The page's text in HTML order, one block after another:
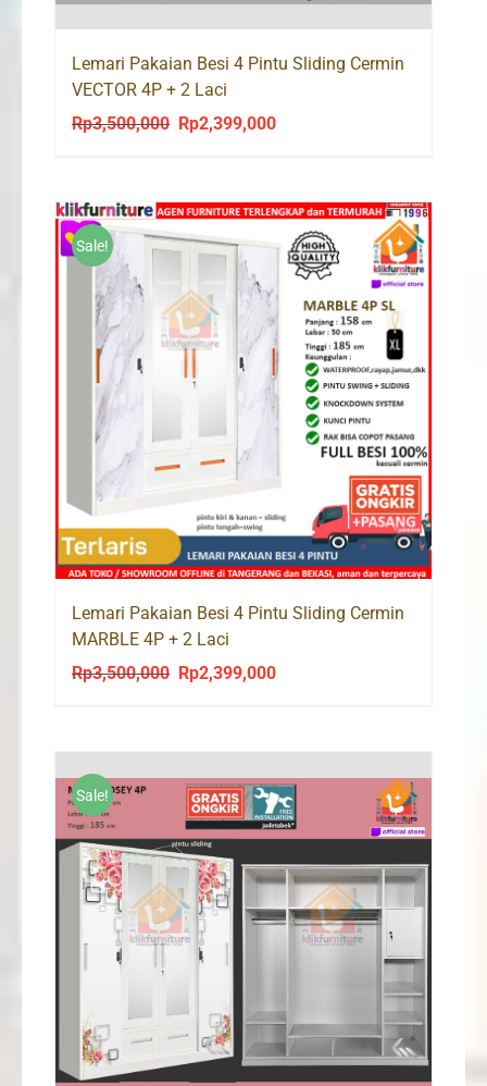
Lemari Pakaian Besi 4 Pintu Sliding Cermin
VECTOR 4P + 2 Laci
Rp3,500,000
Original
Rp3,500,000.
Rp2,399,000Current
Rp2,399,000.
Sale!
Lemari Pakaian Besi 4 Pintu Sliding Cermin
MARBLE 4P + 2 Laci
Rp3,500,000
Original
Rp2,399,000Current
Sale!